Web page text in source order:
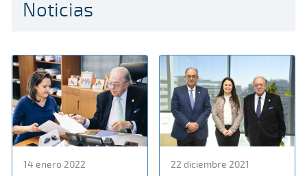
Noticias
14 enero 2022 22 diciembre 2021